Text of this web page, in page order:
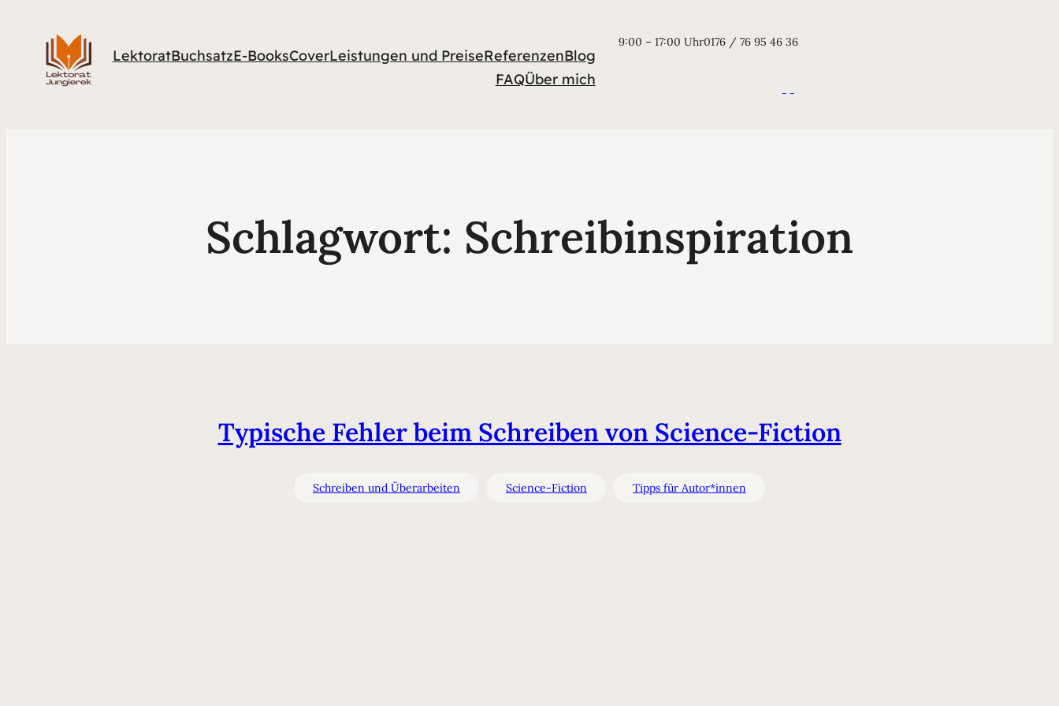
LektoratBuchsatzE-BooksCoverLeistungen und PreiseReferenzenBlog
FAQÜber mich
9:00 – 17:00 Uhr0176 / 76 95 46 36
Schlagwort: Schreibinspiration
Typische Fehler beim Schreiben von Science-Fiction
Schreiben und Überarbeiten Science-Fiction Tipps für Autor*innen